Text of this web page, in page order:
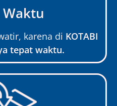
karena di KOTABI
tepat waktu.